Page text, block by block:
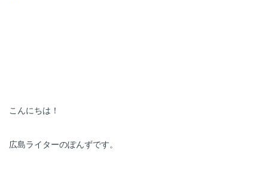
こんにちは！
広島ライターのぽんずです。